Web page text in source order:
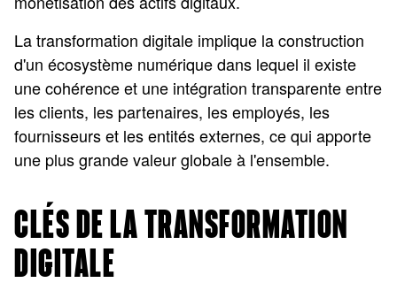
La transformation digitale implique la construction
d'un écosystème numérique dans lequel il existe
une cohérence et une intégration transparente entre
les clients, les partenaires, les employés, les
fournisseurs et les entités externes, ce qui apporte
une plus grande valeur globale à l'ensemble.
CLÉS DE LA TRANSFORMATION
DIGITALE